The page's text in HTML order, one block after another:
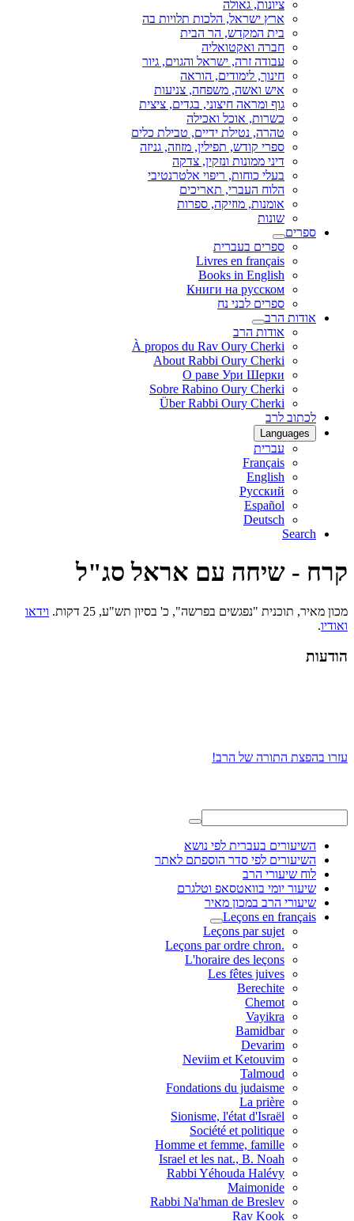
ציונות, גאולה
ארץ ישראל, הלכות תלויות בה
בית המקדש, הר הבית
חברה ואקטואליה
עבודה זרה, ישראל והגוים, גיור
חינוך, לימודים, הוראה
איש ואשה, משפחה, צניעות
גוף ומראה חיצוני, בגדים, ציצית
כשרות, אוכל ואכילה
טהרה, נטילת ידיים, טבילת כלים
ספרי קודש, תפילין, מזוזה, גניזה
דיני ממונות ונזקין, צדקה
בעלי כוחות, ריפוי אלטרנטיבי
הלוח העברי, תאריכים
אומנות, מוזיקה, ספרות
שונות
ספרים
ספרים בעברית
Livres en français
Books in English
Книги на русском
ספרים לבני נח
אודות הרב
אודות הרב
À propos du Rav Oury Cherki
About Rabbi Oury Cherki
О раве Ури Шерки
Sobre Rabino Oury Cherki
Über Rabbi Oury Cherki
לכתוב לרב
Languages
עברית
Français
English
Русский
Español
Deutsch
Search
קרח - שיחה עם אראל סג"ל
מכון מאיר, תוכנית "נפגשים בפרשה", כ' בסיון תש"ע, 25 דקות.
וידאו
ואודיו.
הודעות
עזרו בהפצת התורה של הרב!
השיעורים בעברית לפי נושא
השיעורים לפי סדר הוספתם לאתר
לוח שיעורי הרב
שיעור יומי בוואטסאפ וטלגרם
שיעורי הרב במכון מאיר
Leçons en français
Leçons par sujet
.Leçons par ordre chron
L'horaire des leçons
Les fêtes juives
Berechite
Chemot
Vayikra
Bamidbar
Devarim
Neviim et Ketouvim
Talmoud
Fondations du judaisme
La prière
Sionisme, l'état d'Israël
Société et politique
Homme et femme, famille
Israel et les nat., B. Noah
Rabbi Yéhouda Halévy
Maimonide
Rabbi Na'hman de Breslev
Rav Kook